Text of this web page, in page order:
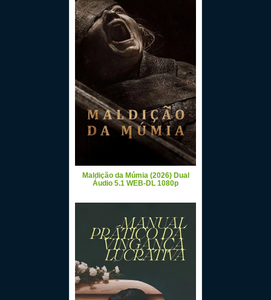
Maldição da Múmia (2026) Dual
Áudio 5.1 WEB-DL 1080p